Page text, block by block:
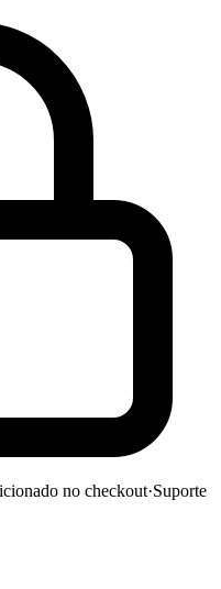
no checkout·Suporte